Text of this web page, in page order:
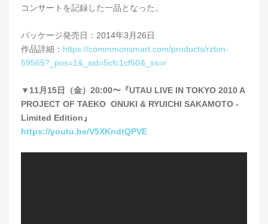
コンサートを記録した一品となった。
パッケージ発売日：2014年3月26日
作品詳細： https://commmonsmart.com/products/rzbm-
59565?_pos=1&_sid=5cfc1cf50&_ss=r
▼11月15日（金）20:00〜『UTAU LIVE IN TOKYO 2010 A
PROJECT OF TAEKO ONUKI & RYUICHI SAKAMOTO -
Limited Edition』
https://youtu.be/V5XKndtQPVE